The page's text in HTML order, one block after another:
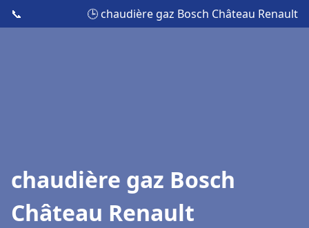
📞 🕒 chaudière gaz Bosch Château Renault
chaudière gaz Bosch
Château Renault